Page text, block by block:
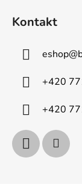
Kontakt
eshop@
+420
+420